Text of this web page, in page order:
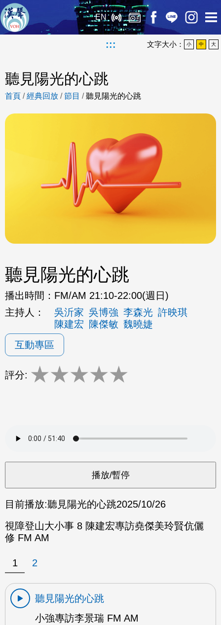
EN
::: 文字大小： 小 中 大
聽見陽光的心跳
首頁 /經典回放 /節目 /聽見陽光的心跳
聽見陽光的心跳
播出時間： FM/AM 21:10-22:00(週日)
主持人：
吳沂家 吳博強 李森光 許映琪
陳建宏 陳傑敏 魏曉婕
互動專區
評分: ★★★★★
目前播放:聽見陽光的心跳2025/10/26
視障登山大小事 8 陳建宏專訪堯傑美玲賢伉儷
修 FM AM
1 2
聽見陽光的心跳
小強專訪李景瑞 FM AM